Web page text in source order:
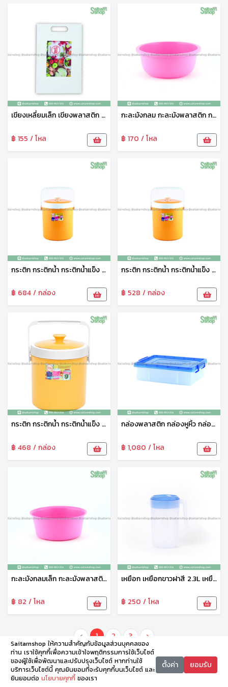
เขียงเหลี่ยมเล็ก เขียงพลาสติก เขียงรองหั่น อเนกประสงค์ มีหู สีขาว No.169 VR
฿ 155 / โหล
กะละมังกลม กะละมังพลาสติก กะละมังซักผ้า อเนกประสงค์ สีหวาน 6L No.158AB VR
฿ 170 / โหล
กระติก กระติกน้ำ กระติกน้ำแข็ง กระติกน้ำหูิ้ว กระติกน้ำพลาสติก กระติกเก็บความเย็น สีเหลือง No.M9 VR
฿ 684 / กล่อง
กระติก กระติกน้ำ กระติกน้ำแข็ง กระติกน้ำหูิ้ว กระติกน้ำพลาสติก กระติกเก็บความเย็น สีเหลือง No.M6 VR
฿ 528 / กล่อง
กระติก กระติกน้ำ กระติกน้ำแข็ง กระติกน้ำหูิ้ว กระติกน้ำพลาสติก กระติกเก็บความเย็น สีเหลือง No.M4 VR
฿ 468 / กล่อง
กล่องพลาสติก กล่องหูหิ้ว กล่องอเนกประสงค์ ทรงแบน ฝาคละสี 12 ลิตร No.308 VR
฿ 1,080 / โหล
กะละมังกลมเล็ก กะละมังพลาสติก กะละมังซักผ้า อเนกประสงค์ สีหวาน 3L No.208 VR
฿ 82 / โหล
เหยือก เหยือกขาวฝาสี 2.3L เหยือกน้ำ เหยือกน้ำพลาสติก เหยือกอเนกประสงค์ No.184 VR
฿ 250 / โหล
‹ 1 2 3 ›
Saitarnshop ให้ความสำคัญกับข้อมูลส่วนบุคคลของ
ท่าน เราใช้คุกกี้เพื่อความเข้าใจพฤติกรรมการใช้เว็บไซต์
ของผู้ใช้เพื่อพัฒนาและปรับปรุงเว็บไซต์ หากท่านใช้
บริการเว็บไซต์นี้ คุณยินยอมที่จะรับคุกกี้บนเว็บไซต์ และ
ยินยอมต่อ นโยบายคุกกี้ ของเรา
ตั้งค่า ยอมรับ